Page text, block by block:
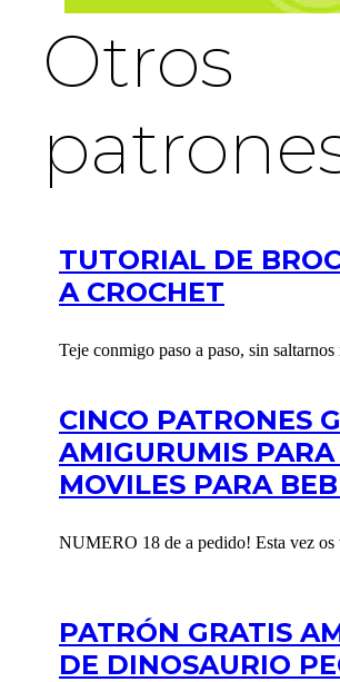
Otros
TUTORIAL DE
A CROCHET
Teje conmigo paso a paso, sin
CINCO PATRONES
AMIGURUMIS PARA
MOVILES PARA
NUMERO 18 de a pedido! Esta vez os
PATRÓN GRATIS
DE DINOSAURIO